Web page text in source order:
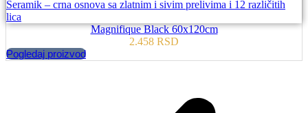
Magnifique Black 60x120cm
2.458 RSD
Pogledaj proizvod